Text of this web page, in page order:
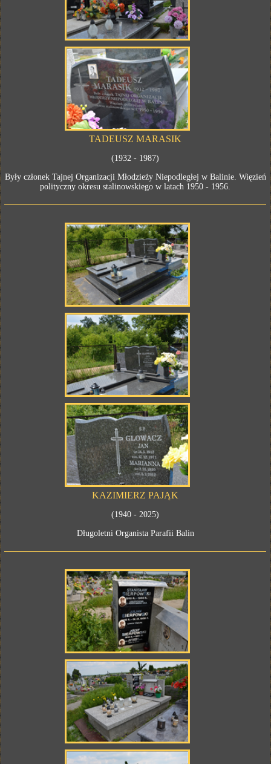
TADEUSZ MARASIK
(1932 - 1987)
Były członek Tajnej Organizacji Młodzieży Niepodległej w Balinie. Więzień
polityczny okresu stalinowskiego w latach 1950 - 1956.
KAZIMIERZ PAJĄK
(1940 - 2025)
Długoletni Organista Parafii Balin